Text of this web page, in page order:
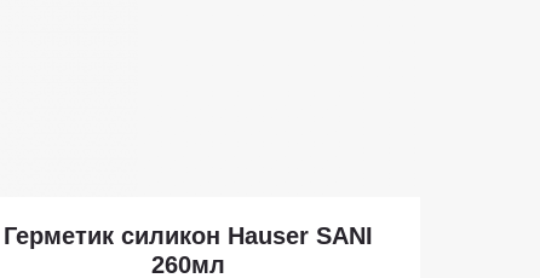
Герметик силикон Hauser SANI
260мл